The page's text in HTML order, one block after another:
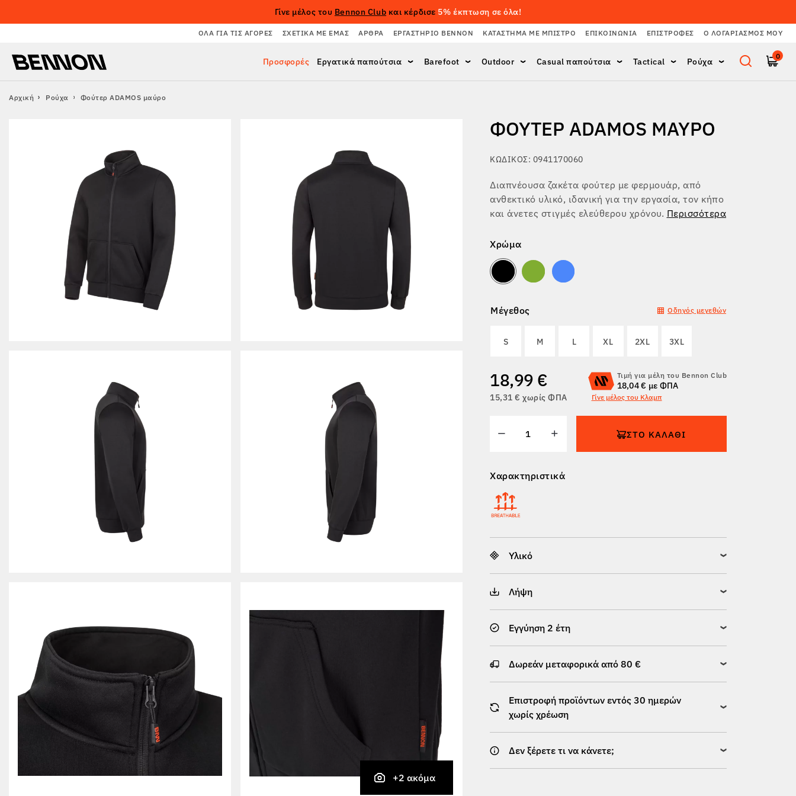
Γίνε μέλος του Bennon Club και κέρδισε 5% έκπτωση σε όλα!
ΌΛΑ ΓΙΑ ΤΙΣ ΑΓΟΡΈΣ ΣΧΕΤΙΚΆ ΜΕ ΕΜΆΣ ΆΡΘΡΑ ΕΡΓΑΣΤΉΡΙΟ BENNON ΚΑΤΆΣΤΗΜΑ ΜΕ ΜΠΙΣΤΡΌ ΕΠΙΚΟΙΝΩΝΊΑ ΕΠΙΣΤΡΟΦΈΣ Ο ΛΟΓΑΡΙΑΣΜΌΣ ΜΟΥ
Προσφορές Εργατικά παπούτσια Barefoot Outdoor Casual παπούτσια Tactical Ρούχα
0
Αρχική Ρούχα Φούτερ ADAMOS μαύρο
+2 ακόμα
ΦΟΎΤΕΡ ADAMOS ΜΑΎΡΟ
ΚΩΔΙΚΌΣ: 0941170060
Χρώμα
Μέγεθος Οδηγός μεγεθών
S M L XL 2XL 3XL
18,99 €
15,31 € χωρίς ΦΠΑ
Τιμή για μέλη του Bennon Club
18,04 € με ΦΠΑ
Γίνε μέλος του Κλαμπ
ΣΤΟ ΚΑΛΆΘΙ
Χαρακτηριστικά
Διαπνέουσα ζακέτα φούτερ με φερμουάρ, από
ανθεκτικό υλικό, ιδανική για την εργασία, τον κήπο
και άνετες στιγμές ελεύθερου χρόνου. Περισσότερα
Υλικό
Λήψη
Εγγύηση 2 έτη
Δωρεάν μεταφορικά από 80 €
Επιστροφή προϊόντων εντός 30 ημερών
χωρίς χρέωση
Δεν ξέρετε τι να κάνετε;